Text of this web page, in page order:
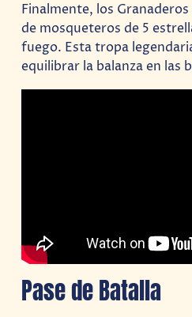
Finalmente, los
de mosqueteros de 5
fuego. Esta tropa
equilibrar la balanza en las
Pase de Batalla